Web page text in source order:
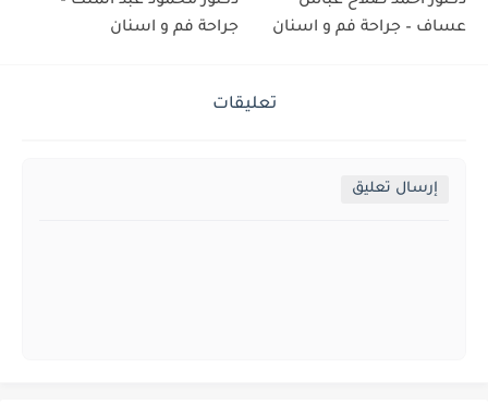
عساف – جراحة فم و اسنان
جراحة فم و اسنان
تعليقات
إرسال تعليق